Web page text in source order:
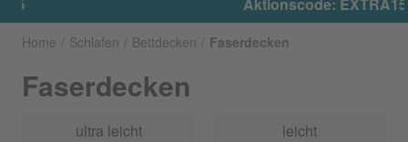
Home Schlafen Bettdecken Faserdecken
Faserdecken
ultra leicht leicht